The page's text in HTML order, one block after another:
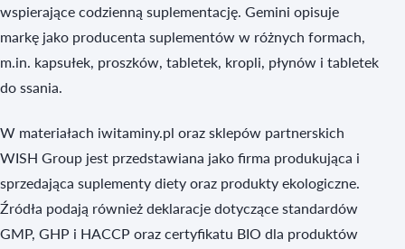
wspierające codzienną suplementację. Gemini opisuje
markę jako producenta suplementów w różnych formach,
m.in. kapsułek, proszków, tabletek, kropli, płynów i tabletek
do ssania.
W materiałach iwitaminy.pl oraz sklepów partnerskich
WISH Group jest przedstawiana jako firma produkująca i
sprzedająca suplementy diety oraz produkty ekologiczne.
Źródła podają również deklaracje dotyczące standardów
GMP, GHP i HACCP oraz certyfikatu BIO dla produktów